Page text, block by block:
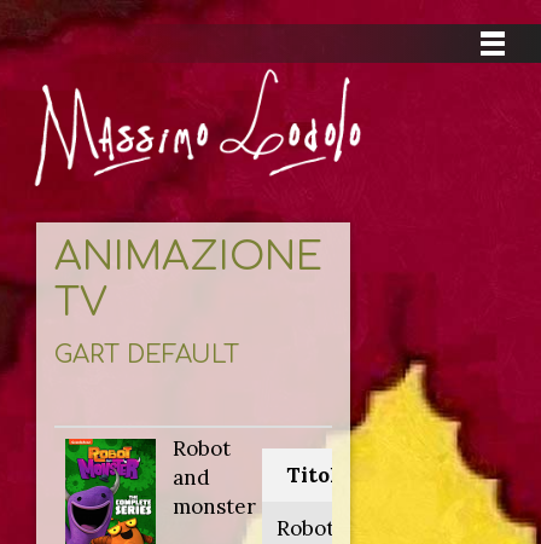
ANIMAZIONE
TV
GART DEFAULT
Robot
and
monster
Titolo originale:
Robot and monster